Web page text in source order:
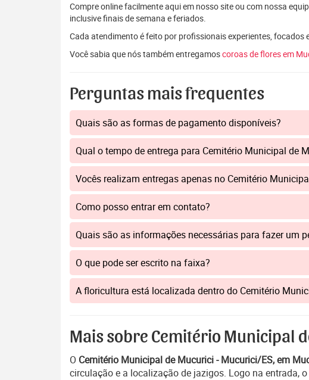
Compre online facilmente aqui em nosso site ou com nossa
inclusive finais de semana e feriados.
Cada atendimento é feito por profissionais experientes,
Você sabia que nós também entregamoscoroas de flores em
Perguntas mais frequentes
Quais são as formas de pagamento disponíveis?
Qual o tempo de entrega para Cemitério Municipal de
Vocês realizam entregas apenas no Cemitério
Como posso entrar em contato?
Quais são as informações necessárias para fazer um
O que pode ser escrito na faixa?
A floricultura está localizada dentro do Cemitério
Mais sobre Cemitério Municipal
O Cemitério Municipal de Mucurici - Mucurici/ES, em
circulação e a localização de jazigos. Logo na entrada,